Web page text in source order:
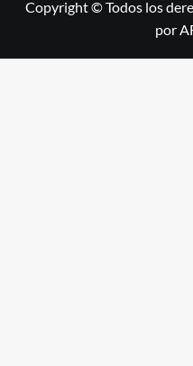
Copyright © Todos los
por